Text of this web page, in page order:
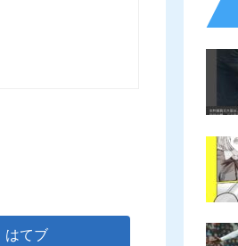
はてブ